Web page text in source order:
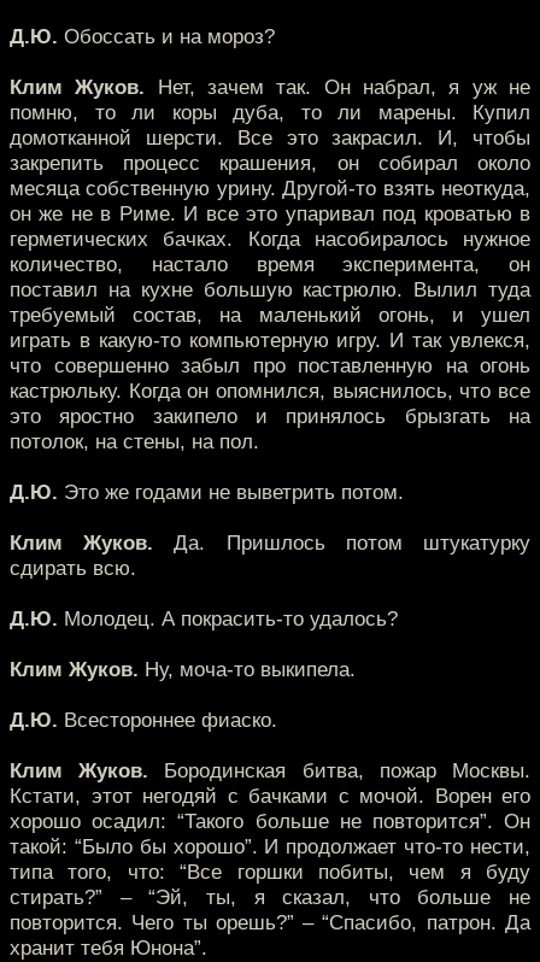
Д.Ю. Обоссать и на мороз?
Клим Жуков. Нет, зачем так. Он набрал, я уж не
помню, то ли коры дуба, то ли марены. Купил
домотканной шерсти. Все это закрасил. И, чтобы
закрепить процесс крашения, он собирал около
месяца собственную урину. Другой-то взять неоткуда,
он же не в Риме. И все это упаривал под кроватью в
герметических бачках. Когда насобиралось нужное
количество, настало время эксперимента, он
поставил на кухне большую кастрюлю. Вылил туда
требуемый состав, на маленький огонь, и ушел
играть в какую-то компьютерную игру. И так увлекся,
что совершенно забыл про поставленную на огонь
кастрюльку. Когда он опомнился, выяснилось, что все
это яростно закипело и принялось брызгать на
потолок, на стены, на пол.
Д.Ю. Это же годами не выветрить потом.
Клим Жуков. Да. Пришлось потом штукатурку
сдирать всю.
Д.Ю. Молодец. А покрасить-то удалось?
Клим Жуков. Ну, моча-то выкипела.
Д.Ю. Всестороннее фиаско.
Клим Жуков. Бородинская битва, пожар Москвы.
Кстати, этот негодяй с бачками с мочой. Ворен его
хорошо осадил: “Такого больше не повторится”. Он
такой: “Было бы хорошо”. И продолжает что-то нести,
типа того, что: “Все горшки побиты, чем я буду
стирать?” – “Эй, ты, я сказал, что больше не
повторится. Чего ты орешь?” – “Спасибо, патрон. Да
хранит тебя Юнона”.